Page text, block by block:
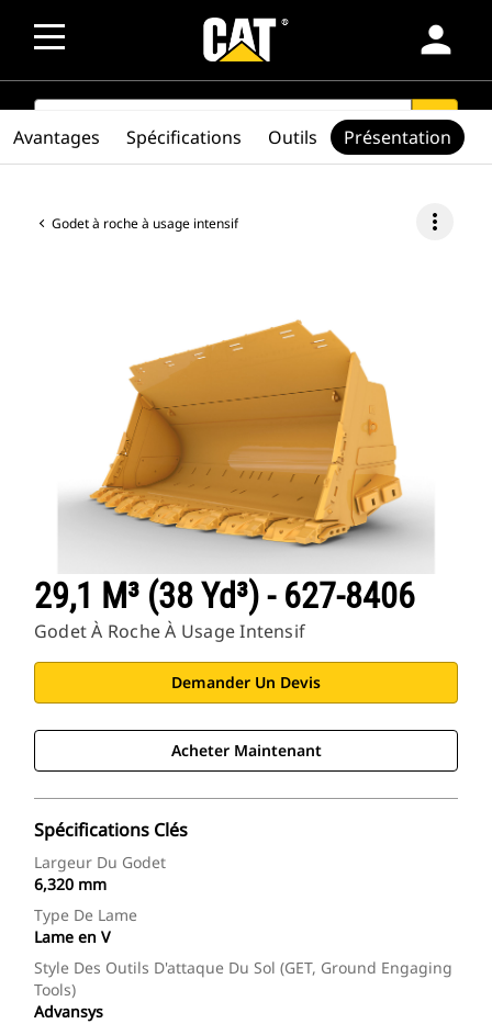
person
SEARCH search
Godet à roche à usage intensif more_vert
29,1 M³ (38 Yd³) - 627-8406
Godet À Roche À Usage Intensif
Demander Un Devis
Acheter Maintenant
Spécifications Clés
Largeur Du Godet
6,320 mm
Type De Lame
Lame en V
Style Des Outils D'attaque Du Sol (GET, Ground Engaging
Tools)
Advansys
Avantages Spécifications Outils Présentation